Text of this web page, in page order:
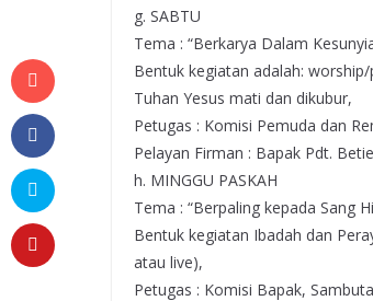
g. SABTU
Tema : “Berkarya Dalam
Bentuk kegiatan adalah:
Tuhan Yesus mati dan dikubur,
Petugas : Komisi Pemuda dan
Pelayan Firman : Bapak Pdt.
h. MINGGU PASKAH
Tema : “Berpaling kepada Sang
Bentuk kegiatan Ibadah dan
atau live),
Petugas : Komisi Bapak,